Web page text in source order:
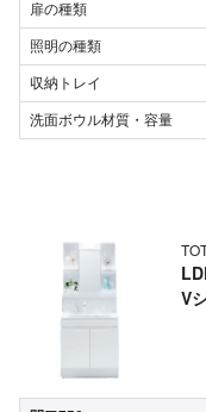
扉の種類
照明の種類
収納トレイ
洗面ボウル材質・容量
V